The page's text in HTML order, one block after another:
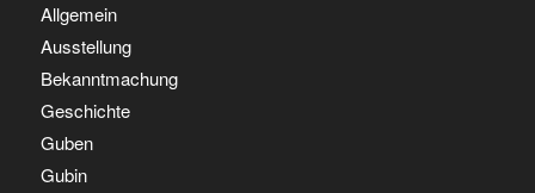
Allgemein
Ausstellung
Bekanntmachung
Geschichte
Guben
Gubin